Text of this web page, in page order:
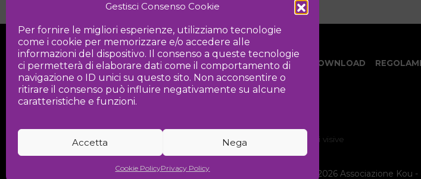
Gestisci Consenso Cookie
Per fornire le migliori esperienze, utilizziamo tecnologie
come i cookie per memorizzare e/o accedere alle
informazioni del dispositivo. Il consenso a queste tecnologie
ci permetterà di elaborare dati come il comportamento di
navigazione o ID unici su questo sito. Non acconsentire o
ritirare il consenso può influire negativamente su alcune
caratteristiche e funzioni.
Accetta Nega
Cookie PolicyPrivacy Policy
NOTIZIE DOWNLOAD
Iniziativa
Associazione culturale per la promozione delle arti visive
2026 Associazione Kou